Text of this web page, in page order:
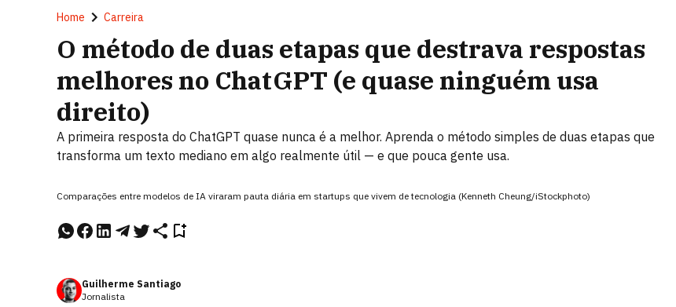
Home Carreira
O método de duas etapas que destrava respostas
melhores no ChatGPT (e quase ninguém usa
direito)
A primeira resposta do ChatGPT quase nunca é a melhor. Aprenda o método simples de duas etapas que
transforma um texto mediano em algo realmente útil — e que pouca gente usa.
Comparações entre modelos de IA viraram pauta diária em startups que vivem de tecnologia (Kenneth Cheung/iStockphoto)
Guilherme Santiago
Jornalista